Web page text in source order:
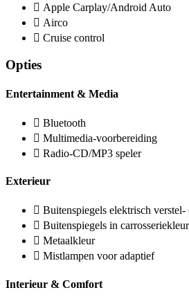
Apple Carplay/Android Auto
Airco
Cruise control
Opties
Entertainment & Media
Bluetooth
Multimedia-voorbereiding
Radio-CD/MP3 speler
Exterieur
Buitenspiegels elektrisch verstel-
Buitenspiegels in carrosseriekleur
Metaalkleur
Mistlampen voor adaptief
Interieur & Comfort